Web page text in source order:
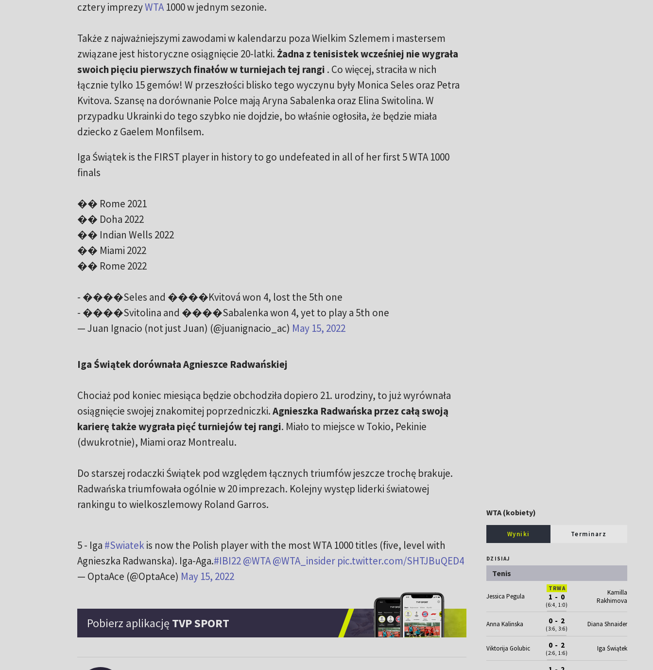
cztery imprezyWTA1000 w jednym sezonie.
Także z najważniejszymi zawodami w kalendarzu poza Wielkim Szlemem i mastersem
związane jest historyczne osiągnięcie 20-latki.Żadna z tenisistek wcześniej nie wygrała
swoich pięciu pierwszych finałów w turniejach tej rangi . Co więcej, straciła w nich
łącznie tylko 15 gemów! W przeszłości blisko tego wyczynu były Monica Seles oraz Petra
Kvitova. Szansę na dorównanie Polce mają Aryna Sabalenka oraz Elina Switolina. W
przypadku Ukrainki do tego szybko nie dojdzie, bo właśnie ogłosiła, że będzie miała
dziecko z Gaelem Monfilsem.
Iga Świątek is the FIRST player in history to go undefeated in all of her first 5 WTA 1000
finals
�� Rome 2021
�� Doha 2022
�� Indian Wells 2022
�� Miami 2022
�� Rome 2022
- ����Seles and ����Kvitová won 4, lost the 5th one
- ����Svitolina and ����Sabalenka won 4, yet to play a 5th one
— Juan Ignacio (not just Juan) (@juanignacio_ac) May 15, 2022
Iga Świątek dorównała Agnieszce Radwańskiej
Chociaż pod koniec miesiąca będzie obchodziła dopiero 21. urodziny, to już wyrównała
osiągnięcie swojej znakomitej poprzedniczki.Agnieszka Radwańska przez całą swoją
karierę także wygrała pięć turniejów tej rangi. Miało to miejsce w Tokio, Pekinie
(dwukrotnie), Miami oraz Montrealu.
Do starszej rodaczki Świątek pod względem łącznych triumfów jeszcze trochę brakuje.
Radwańska triumfowała ogólnie w 20 imprezach. Kolejny występ liderki światowej
rankingu to wielkoszlemowy Roland Garros.
5 - Iga #Swiatekis now the Polish player with the most WTA 1000 titles (five, level with
Agnieszka Radwanska). Iga-Aga.#IBI22@WTA@WTA_insider pic.twitter.com/SHTJBuQED4
— OptaAce (@OptaAce) May 15, 2022
Pobierz aplikację TVP SPORT
WTA (kobiety)
Wyniki Terminarz
DZISIAJ
Tenis
Jessica Pegula
TRWA
1 - 0
(6:4, 1:0)
Kamilla
Rakhimova
Anna Kalinska 0 - 2
(3:6, 3:6)
Diana Shnaider
Viktorija Golubic 0 - 2
(2:6, 1:6)
Iga Świątek